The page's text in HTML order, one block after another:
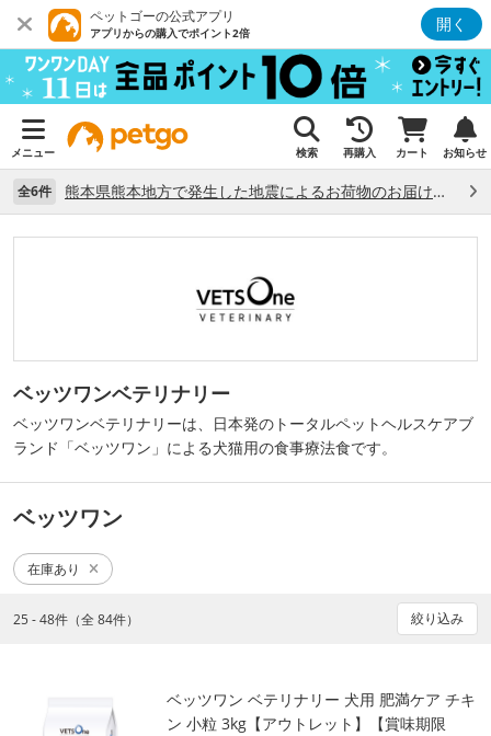
ペットゴーの公式アプリ
アプリからの購入でポイント2倍 開く
メニュー 検索 再購入 カート お知らせ
全6件 熊本県熊本地方で発生した地震によるお荷物のお届け状況について （7/28）
ベッツワンベテリナリー
ベッツワンベテリナリーは、日本発のトータルペットヘルスケアブ
ランド「ベッツワン」による犬猫用の食事療法食です。
ベッツワン
在庫あり
25 - 48件（全 84件） 絞り込み
ベッツワン ベテリナリー 犬用 肥満ケア チキ
ン 小粒 3kg【アウトレット】【賞味期限